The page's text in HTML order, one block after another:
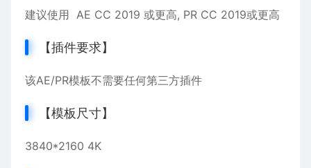
建议使用 AE CC 2019 或更高, PR CC 2019或更高
【插件要求】
该AE/PR模板不需要任何第三方插件
【模板尺寸】
3840*2160 4K